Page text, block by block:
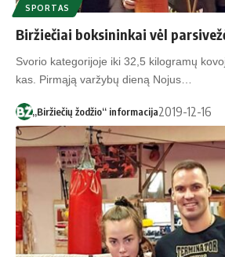
SPORTAS
Biržiečiai boksininkai vėl
Svo­rio ka­te­go­ri­jo­je iki 32,5 ki­log­ra­mų
kas. Pir­mą­ją var­žy­bų die­ną No­jus…
„Biržiečių žodžio“ informacija2019-12-16